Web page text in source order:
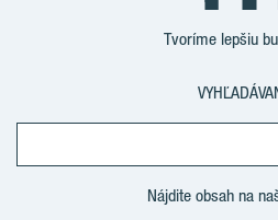
Tvoríme lepšiu
Nájdite obsah na